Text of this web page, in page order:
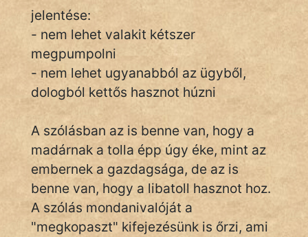
Tréfás
IRODALOM
SZÓLÁS
És
PSZICHO
ZENE
jelentése:
- nem lehet valakit kétszer
megpumpolni
- nem lehet ugyanabból az ügyből,
dologból kettős hasznot húzni
A szólásban az is benne van, hogy a
madárnak a tolla épp úgy éke, mint az
embernek a gazdagsága, de az is
benne van, hogy a libatoll hasznot hoz.
A szólás mondanivalóját a
"megkopaszt" kifejezésünk is őrzi, ami